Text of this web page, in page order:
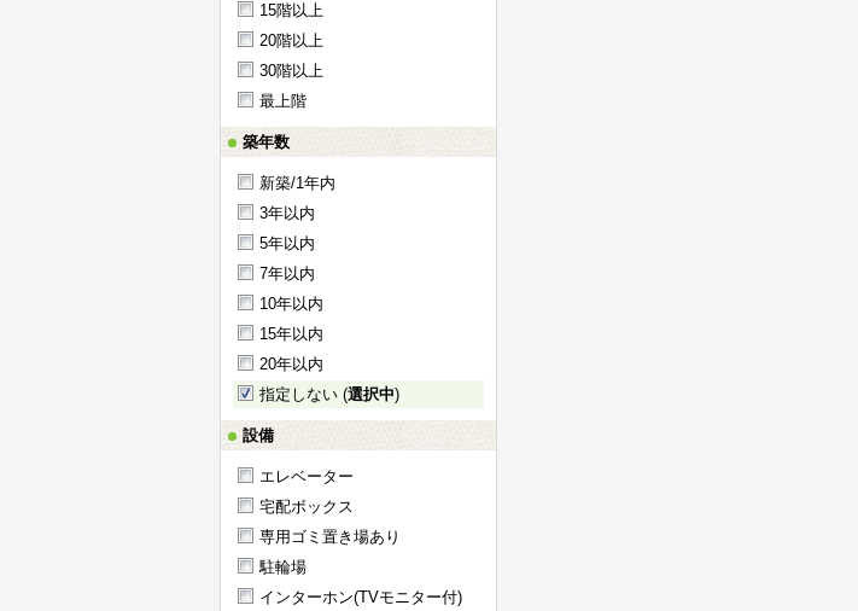
15階以上
20階以上
30階以上
最上階
築年数
新築/1年内
3年以内
5年以内
7年以内
10年以内
15年以内
20年以内
指定しない (選択中)
設備
エレベーター
宅配ボックス
専用ゴミ置き場あり
駐輪場
インターホン(TVモニター付)